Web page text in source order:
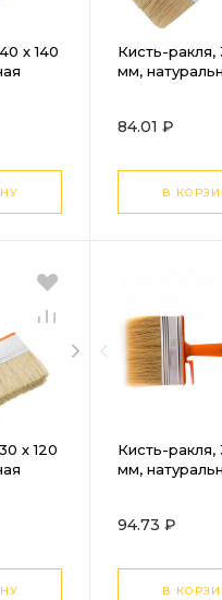
х 140
Кисть-ракля,
мм,
корпус,
Sparta
84.01 ₽
В
х 120
Кисть-ракля,
мм,
корпус,
Sparta
94.73 ₽
В